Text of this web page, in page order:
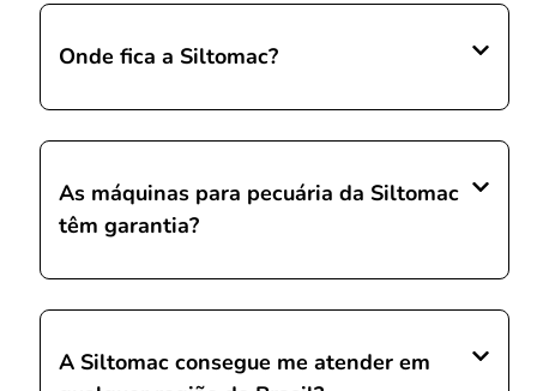
Onde fica a Siltomac?
As máquinas para pecuária da Siltomac
têm garantia?
A Siltomac consegue me atender em